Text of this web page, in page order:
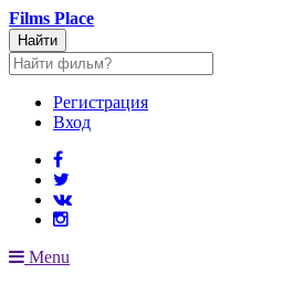
Films Place
Найти
Регистрация
Вход
Menu